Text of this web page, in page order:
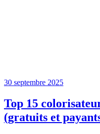
30 septembre 2025
Top 15
(gratuits et